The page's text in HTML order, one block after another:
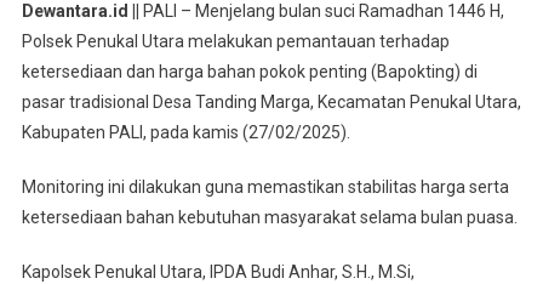
Bulan
Suci
Ramadhan
1446
Pali
Memantau
Dewantara.id ||
PALI – Menjelang bulan suci Ramadhan 1446 H,
Polsek Penukal Utara melakukan pemantauan terhadap
ketersediaan dan harga bahan pokok penting (Bapokting) di
pasar tradisional Desa Tanding Marga, Kecamatan Penukal Utara,
Kabupaten PALI, pada kamis (27/02/2025).
Monitoring ini dilakukan guna memastikan stabilitas harga serta
ketersediaan bahan kebutuhan masyarakat selama bulan puasa.
Kapolsek Penukal Utara, IPDA Budi Anhar, S.H., M.Si,